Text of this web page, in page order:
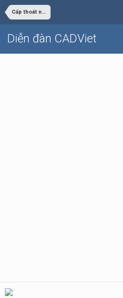
Cấp thoát nước
Diễn đàn CADViet